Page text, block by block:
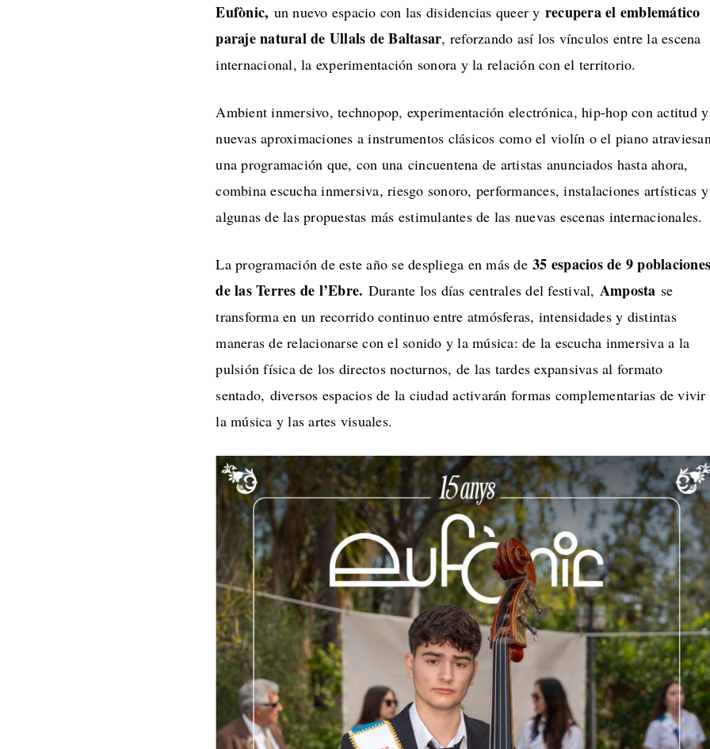
Eufònic, un nuevo espacio con las disidencias queer y recupera el emblemático
paraje natural de Ullals de Baltasar, reforzando así los vínculos entre la escena
internacional, la experimentación sonora y la relación con el territorio.
Ambient inmersivo, technopop, experimentación electrónica, hip-hop con actitud y
nuevas aproximaciones a instrumentos clásicos como el violín o el piano
una programación que, con una cincuentena de artistas anunciados hasta ahora,
combina escucha inmersiva, riesgo sonoro, performances, instalaciones artísticas y
algunas de las propuestas más estimulantes de las nuevas escenas internacionales.
La programación de este año se despliega en más de35 espacios de 9
de las Terres de l’Ebre. Durante los días centrales del festival, Amposta se
transforma en un recorrido continuo entre atmósferas, intensidades y distintas
maneras de relacionarse con el sonido y la música: de la escucha inmersiva a la
pulsión física de los directos nocturnos, de las tardes expansivas al formato
sentado, diversos espacios de la ciudad activarán formas complementarias de vivir
la música y las artes visuales.